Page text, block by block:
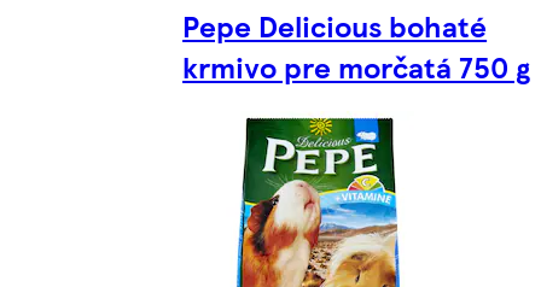
Pepe Delicious bohaté
krmivo pre morčatá 750 g